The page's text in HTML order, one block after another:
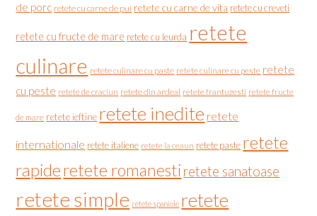
de porc retete cu carne de pui retete cu carne de vita retete cu creveti
retete cu fructe de mare retete cu leurda retete
culinare retete culinare cu paste retete culinare cu peste retete
cu peste retete de craciun retete din ardeal retete frantuzesti retete fructe
de mare retete ieftine retete inedite retete
internationale retete italiene retete la ceaun retete paste retete
rapideretete romanesti retete sanatoase
retete simple retete spaniole retete